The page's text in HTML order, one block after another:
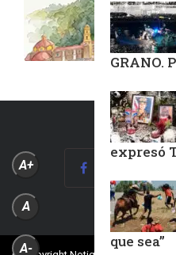
GRANO.
expresó
que sea”
A+
A
A-